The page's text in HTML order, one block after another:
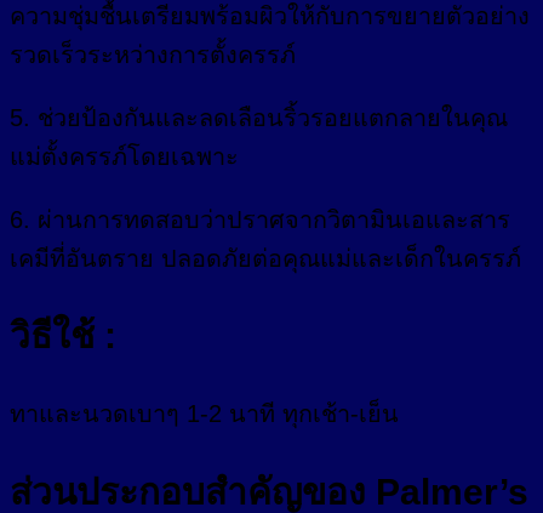
ความชุ่มชื้นเตรียมพร้อมผิวให้กับการขยายตัวอย่าง
รวดเร็วระหว่างการตั้งครรภ์
5. ช่วยป้องกันและลดเลือนริ้วรอยแตกลายในคุณ
แม่ตั้งครรภ์โดยเฉพาะ
6. ผ่านการทดสอบว่าปราศจากวิตามินเอและสาร
เคมีที่อันตราย ปลอดภัยต่อคุณแม่และเด็กในครรภ์
วิธีใช้ :
ทาและนวดเบาๆ 1-2 นาที ทุกเช้า-เย็น
ส่วนประกอบสำคัญของ Palmer’s